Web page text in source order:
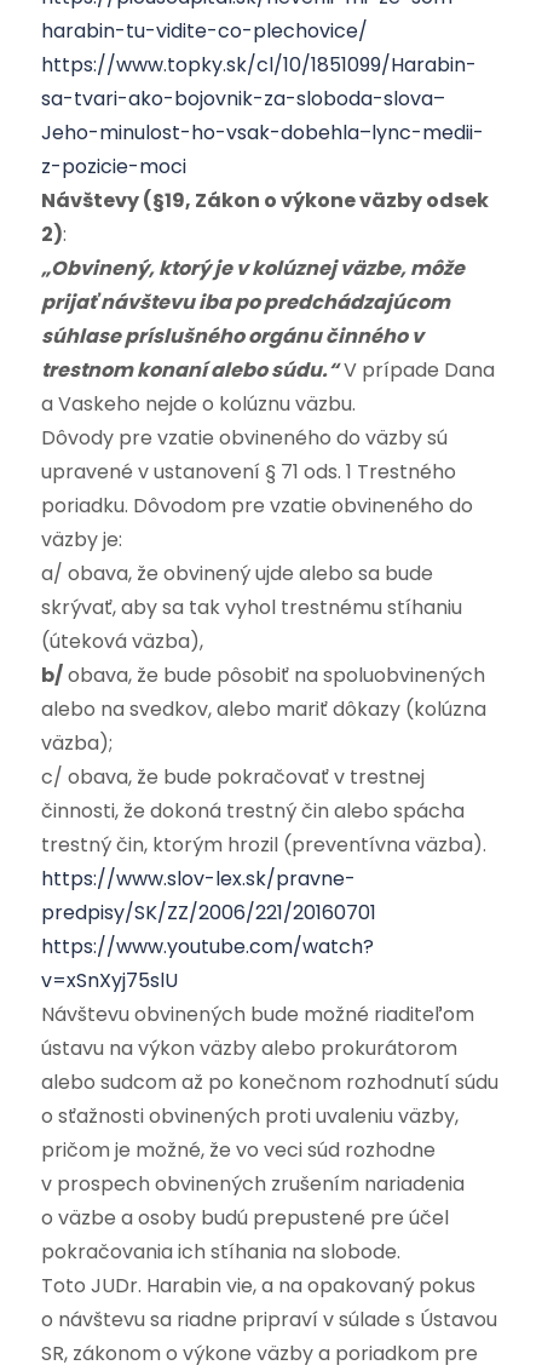
harabin-tu-vidite-co-plechovice/
https://www.topky.sk/cl/10/1851099/Harabin-
sa-tvari-ako-bojovnik-za-sloboda-slova–
Jeho-minulost-ho-vsak-dobehla–lync-medii-
z-pozicie-moci
Návštevy (§19, Zákon o výkone väzby odsek
2):
„Obvinený, ktorý je v kolúznej väzbe, môže
prijať návštevu iba po predchádzajúcom
súhlase príslušného orgánu činného v
trestnom konaní alebo súdu.“V prípade Dana
a Vaskeho nejde o kolúznu väzbu.
Dôvody pre vzatie obvineného do väzby sú
upravené v ustanovení § 71 ods. 1 Trestného
poriadku. Dôvodom pre vzatie obvineného do
väzby je:
a/ obava, že obvinený ujde alebo sa bude
skrývať, aby sa tak vyhol trestnému stíhaniu
(úteková väzba),
b/obava, že bude pôsobiť na spoluobvinených
alebo na svedkov, alebo mariť dôkazy (kolúzna
väzba);
c/ obava, že bude pokračovať v trestnej
činnosti, že dokoná trestný čin alebo spácha
trestný čin, ktorým hrozil (preventívna väzba).
https://www.slov-lex.sk/pravne-
predpisy/SK/ZZ/2006/221/20160701
https://www.youtube.com/watch?
v=xSnXyj75slU
Návštevu obvinených bude možné riaditeľom
ústavu na výkon väzby alebo prokurátorom
alebo sudcom až po konečnom rozhodnutí súdu
o sťažnosti obvinených proti uvaleniu väzby,
pričom je možné, že vo veci súd rozhodne
v prospech obvinených zrušením nariadenia
o väzbe a osoby budú prepustené pre účel
pokračovania ich stíhania na slobode.
Toto JUDr. Harabin vie, a na opakovaný pokus
o návštevu sa riadne pripraví v súlade s Ústavou
SR, zákonom o výkone väzby a poriadkom pre